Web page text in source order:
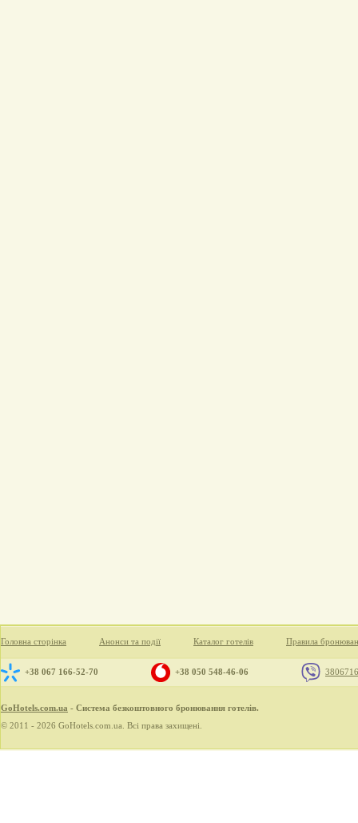
Головна сторінка Анонси та події Каталог готелів Правила
+38 067 166-52-70 +38 050 548-46-06
GoHotels.com.ua - Система безкоштовного бронювання готелів.
© 2011 - 2026 GoHotels.com.ua. Всі права захищені.